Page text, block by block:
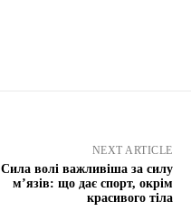
NEXT ARTICLE
Сила волі важливіша за силу
м’язів: що дає спорт, окрім
красивого тіла